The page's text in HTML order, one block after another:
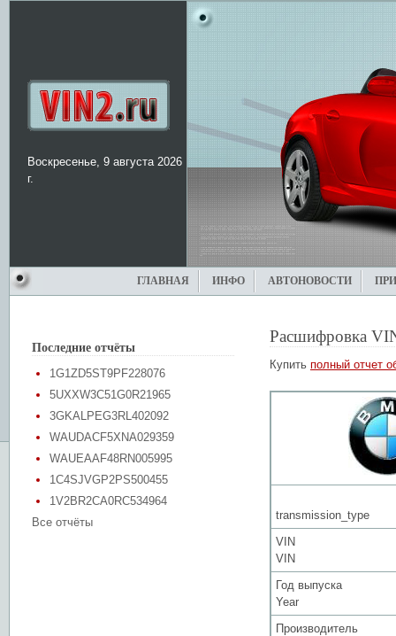
Воскресенье, 9 августа 2026
г.
ГЛАВНАЯ ИНФО АВТОНОВОСТИ
Последние отчёты
1G1ZD5ST9PF228076
5UXXW3C51G0R21965
3GKALPEG3RL402092
WAUDACF5XNA029359
WAUEAAF48RN005995
1C4SJVGP2PS500455
1V2BR2CA0RC534964
Все отчёты
Расшифровка
Купить полный отчет
transmission_type
VIN
VIN
Год выпуска
Year
Производитель